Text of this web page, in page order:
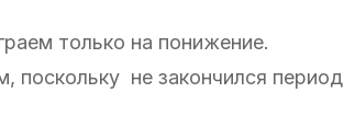
только на понижение.
поскольку не закончился период